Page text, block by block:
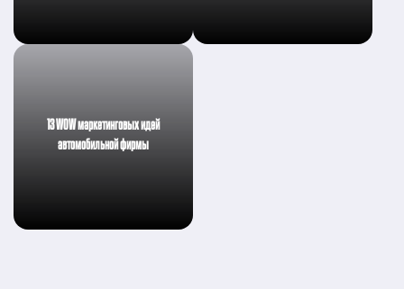
13 WOW маркетинговых идей
автомобильной фирмы